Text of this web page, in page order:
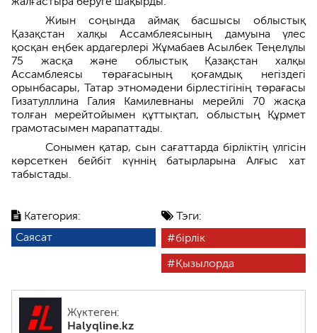
Категория:
Саясат
Тэги:
бірлік
Қызылорда
Жүктеген:
Halyqline.kz
Жиын соңында аймақ басшысы облыстық
Қазақстан халқы Ассамблеясының дамуына үлес
қосқан еңбек ардагерлері Жұмабаев Асылбек Теңелұлы
75 жасқа және облыстық Қазақстан халқы
Ассамблеясы төрағасының қоғамдық негіздегі
орынбасары, Татар этномәдени бірлестігінің төрағасы
Гизатулллина Галия Камилевнаны мерейлі 70 жасқа
толған мерейтойымен құттықтап, облыстың Құрмет
грамотасымен марапаттады.
Сонымен қатар, сын сағаттарда бірліктің үлгісін
көрсеткен бейбіт күннің батырларына Алғыс хат
табыстады.